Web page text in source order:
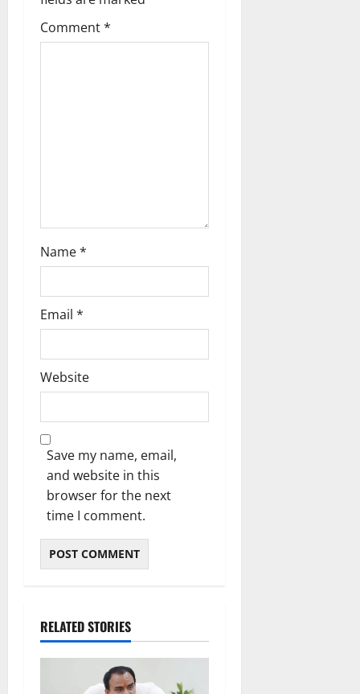
t
i
Comment*
Name*
Email *
Website
Save my name, email,
and website in this
browser for the next
time I comment.
RELATED STORIES